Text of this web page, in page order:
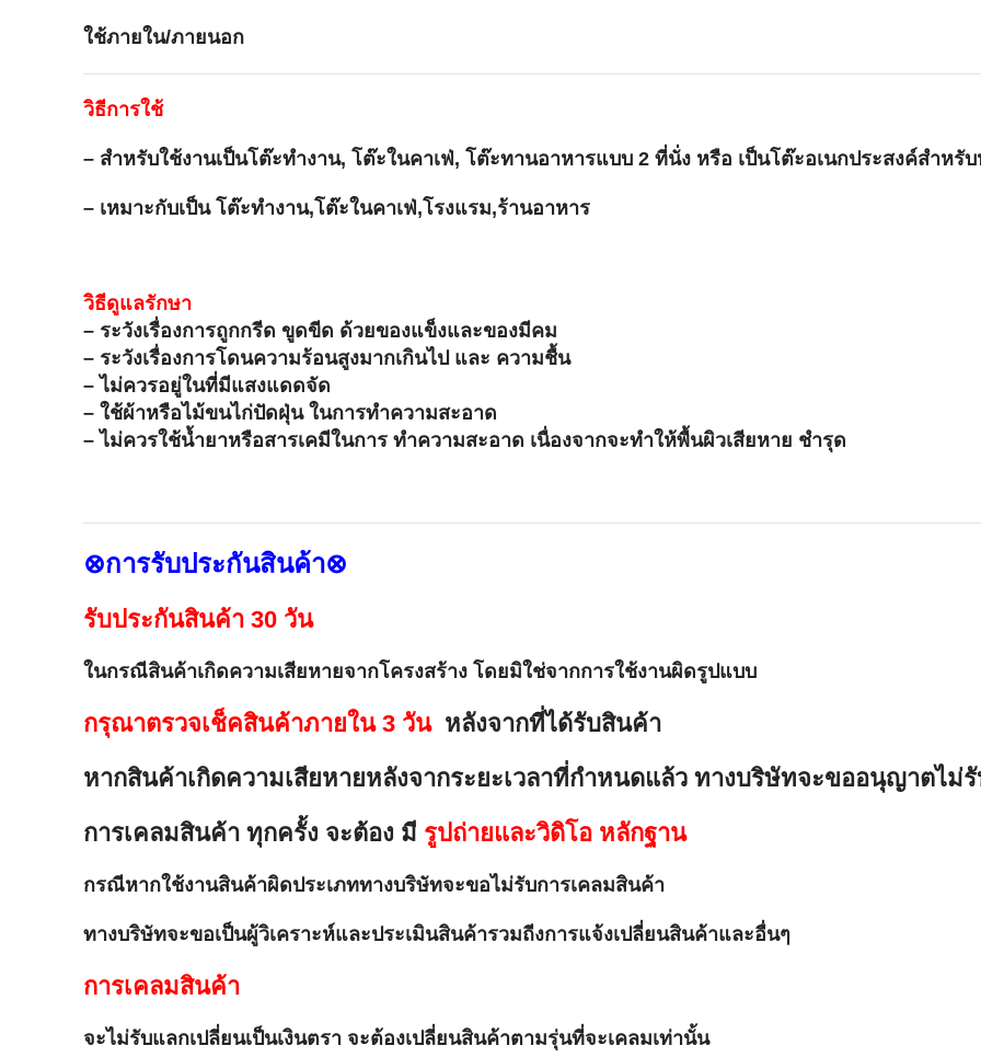
ใช้ภายใน/ภายนอก
วิธีการใช้
– สำหรับใช้งานเป็นโต๊ะทำงาน, โต๊ะในคาเฟ่, โต๊ะทานอาหารแบบ 2 ที่นั่ง หรือ เป็นโต๊ะอเนกประสงค์สำหรับ
– เหมาะกับเป็น โต๊ะทำงาน,โต๊ะในคาเฟ่,โรงแรม,ร้านอาหาร
วิธีดูแลรักษา
– ระวังเรื่องการถูกกรีด ขูดขีด ด้วยของแข็งและของมีคม
– ระวังเรื่องการโดนความร้อนสูงมากเกินไป และ ความชื้น
– ไม่ควรอยู่ในที่มีแสงแดดจัด
– ใช้ผ้าหรือไม้ขนไก่ปัดฝุ่น ในการทำความสะอาด
– ไม่ควรใช้น้ำยาหรือสารเคมีในการ ทำความสะอาด เนื่องจากจะทำให้พื้นผิวเสียหาย ชำรุด
⊗การรับประกันสินค้า⊗
รับประกันสินค้า 30 วัน
ในกรณีสินค้าเกิดความเสียหายจากโครงสร้าง โดยมิใช่จากการใช้งานผิดรูปแบบ
กรุณาตรวจเช็คสินค้าภายใน 3 วัน หลังจากที่ได้รับสินค้า
หากสินค้าเกิดความเสียหายหลังจากระยะเวลาที่กำหนดแล้ว ทางบริษัทจะขออนุญาตไ
การเคลมสินค้า ทุกครั้ง จะต้อง มี รูปถ่ายและวิดิโอ หลักฐาน
กรณีหากใช้งานสินค้าผิดประเภททางบริษัทจะขอไม่รับการเคลมสินค้า
ทางบริษัทจะขอเป็นผู้วิเคราะห์และประเมินสินค้ารวมถีงการแจ้งเปลี่ยนสินค้าและอื่นๆ
การเคลมสินค้า
จะไม่รับแลกเปลี่ยนเป็นเงินตรา จะต้องเปลี่ยนสินค้าตามรุ่นที่จะเคลมเท่านั้น